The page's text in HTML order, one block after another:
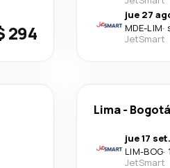
294
jue 27
MDE-LIM·
JetSmart
Lima- Bogotá
jue 17 set.
LIM-BOG·
JetSmart